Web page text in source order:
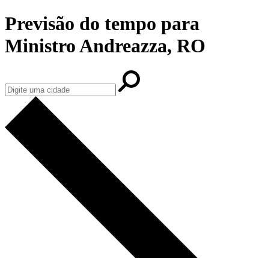
Previsão do tempo para
Ministro Andreazza, RO